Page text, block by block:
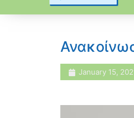
January 15,